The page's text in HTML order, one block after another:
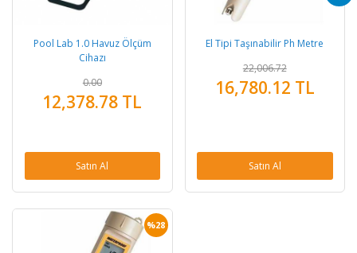
Pool Lab 1.0 Havuz Ölçüm
Cihazı
0.00
12,378.78 TL
Satın Al
El Tipi Taşınabilir Ph Metre
22,006.72
16,780.12 TL
Satın Al
%28